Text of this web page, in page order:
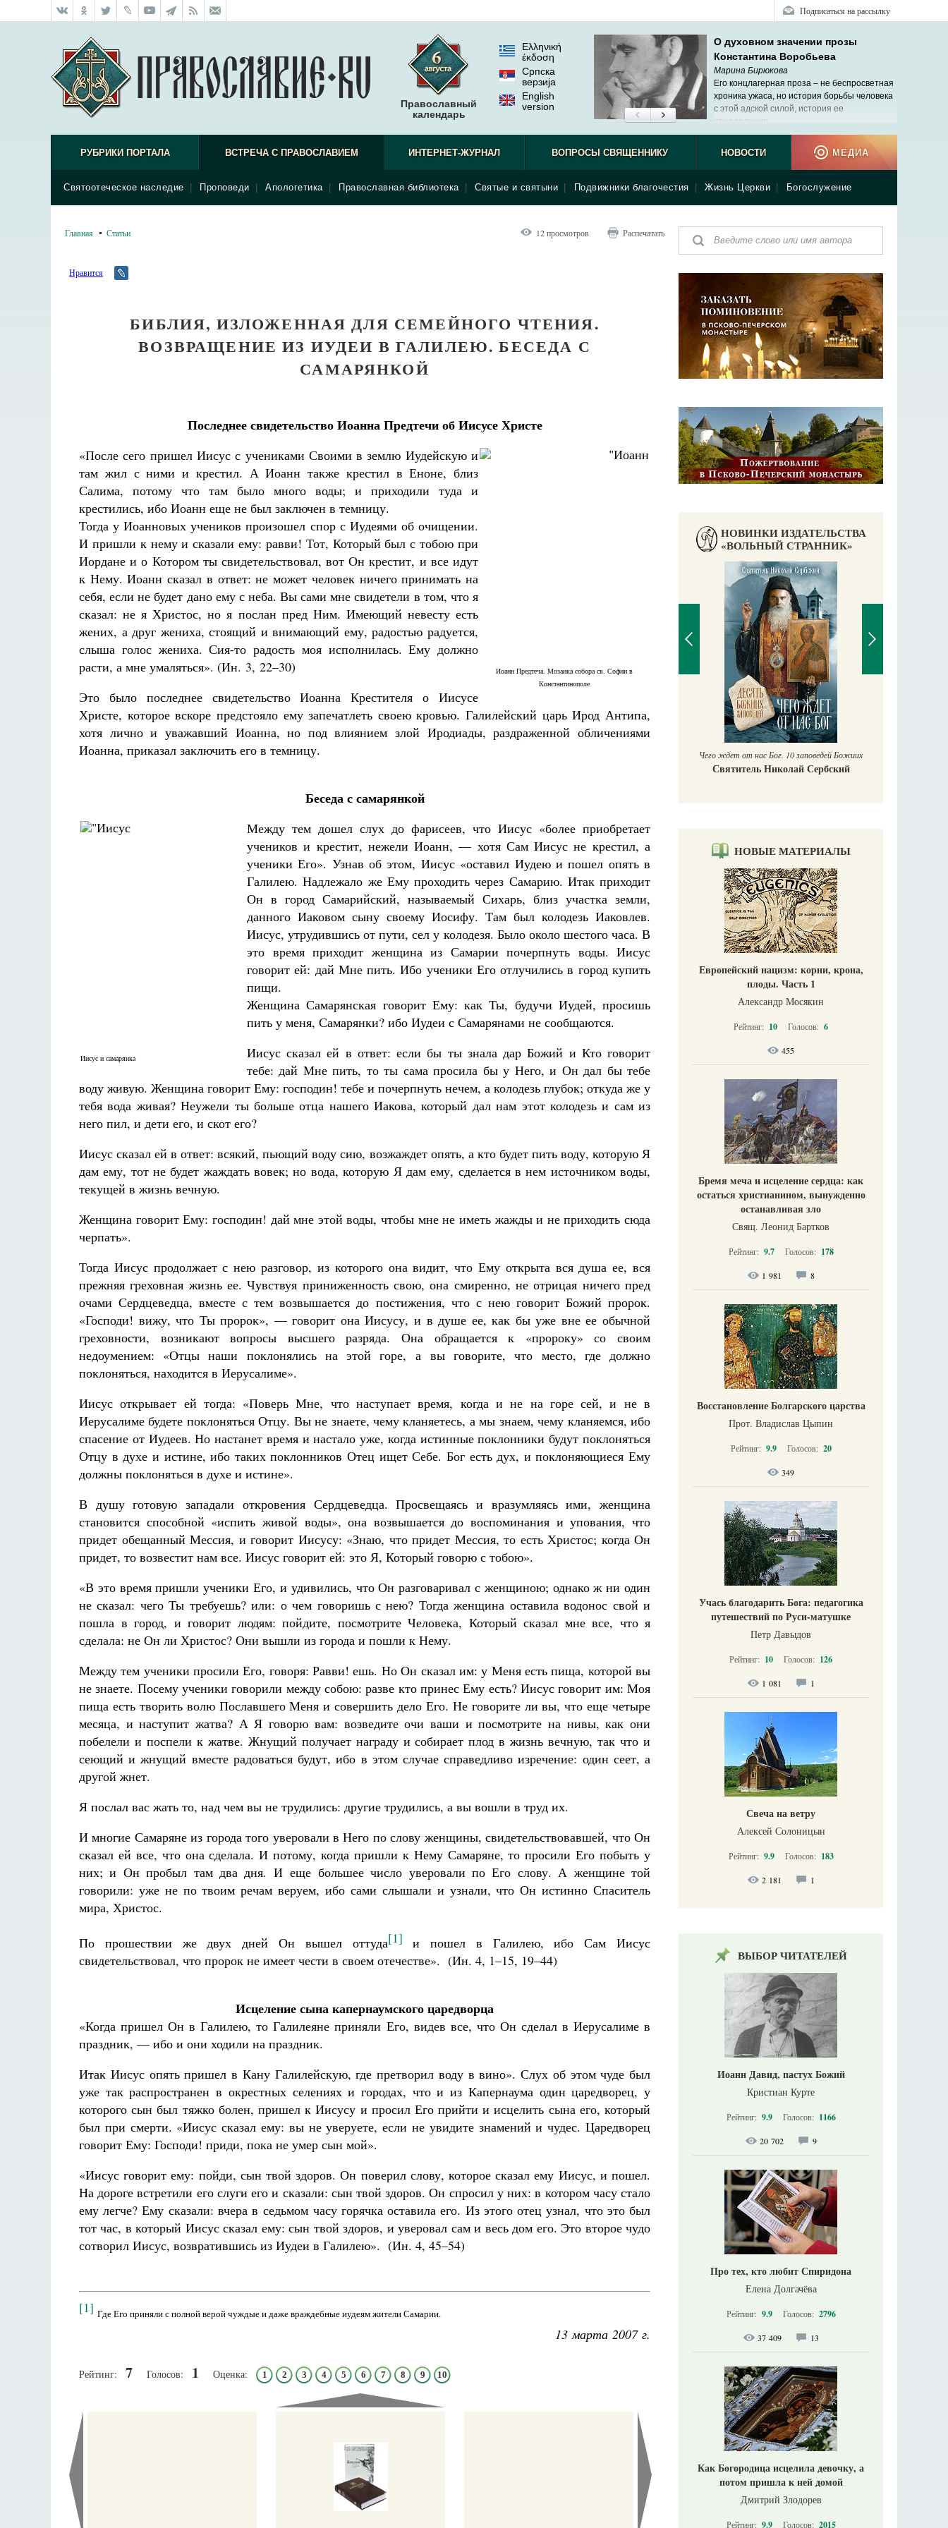
Подписаться на рассылку
Православный
календарь
Ελληνική
έκδοση
Српска
верзиjа
English
version
О духовном значении прозы
Константина Воробьева
Марина Бирюкова
Его концлагерная проза – не беспросветная
хроника ужаса, но история борьбы человека
с этой адской силой, история ее
преодоления.
РУБРИКИ ПОРТАЛА ВСТРЕЧА С ПРАВОСЛАВИЕМ
Святоотеческое наследие Проповеди Апологетика Православная библиотека Святые и святыни Подвижники благочестия Жизнь Церкви Богослужение
ИНТЕРНЕТ-ЖУРНАЛ ВОПРОСЫ СВЯЩЕННИКУ НОВОСТИ МЕДИА
Главная Статьи 12 просмотров Распечатать
Нравится
БИБЛИЯ, ИЗЛОЖЕННАЯ ДЛЯ СЕМЕЙНОГО ЧТЕНИЯ.
ВОЗВРАЩЕНИЕ ИЗ ИУДЕИ В ГАЛИЛЕЮ. БЕСЕДА С
САМАРЯНКОЙ
Последнее свидетельство Иоанна Предтечи об Иисусе Христе
Иоанн Предтеча. Мозаика собора св. Софии в
Константинополе
«После сего пришел Иисус с учениками Своими в землю Иудейскую и
там жил с ними и крестил. А Иоанн также крестил в Еноне, близ
Салима, потому что там было много воды; и приходили туда и
крестились, ибо Иоанн еще не был заключен в темницу.
Тогда у Иоанновых учеников произошел спор с Иудеями об очищении.
И пришли к нему и сказали ему: равви! Тот, Который был с тобою при
Иордане и о Котором ты свидетельствовал, вот Он крестит, и все идут
к Нему. Иоанн сказал в ответ: не может человек ничего принимать на
себя, если не будет дано ему с неба. Вы сами мне свидетели в том, что я
сказал: не я Христос, но я послан пред Ним. Имеющий невесту есть
жених, а друг жениха, стоящий и внимающий ему, радостью радуется,
слыша голос жениха. Сия-то радость моя исполнилась. Ему должно
расти, а мне умаляться». (Ин. 3, 22–30)
Это было последнее свидетельство Иоанна Крестителя о Иисусе
Христе, которое вскоре предстояло ему запечатлеть своею кровью. Галилейский царь Ирод Антипа,
хотя лично и уважавший Иоанна, но под влиянием злой Иродиады, раздраженной обличениями
Иоанна, приказал заключить его в темницу.
Беседа с самарянкой
Иисус и самарянка
Между тем дошел слух до фарисеев, что Иисус «более приобретает
учеников и крестит, нежели Иоанн, — хотя Сам Иисус не крестил, а
ученики Его». Узнав об этом, Иисус «оставил Иудею и пошел опять в
Галилею. Надлежало же Ему проходить через Самарию. Итак приходит
Он в город Самарийский, называемый Сихарь, близ участка земли,
данного Иаковом сыну своему Иосифу. Там был колодезь Иаковлев.
Иисус, утрудившись от пути, сел у колодезя. Было около шестого часа. В
это время приходит женщина из Самарии почерпнуть воды. Иисус
говорит ей: дай Мне пить. Ибо ученики Его отлучились в город купить
пищи.
Женщина Самарянская говорит Ему: как Ты, будучи Иудей, просишь
пить у меня, Самарянки? ибо Иудеи с Самарянами не сообщаются.
Иисус сказал ей в ответ: если бы ты знала дар Божий и Кто говорит
тебе: дай Мне пить, то ты сама просила бы у Него, и Он дал бы тебе
воду живую. Женщина говорит Ему: господин! тебе и почерпнуть нечем, а колодезь глубок; откуда же у
тебя вода живая? Неужели ты больше отца нашего Иакова, который дал нам этот колодезь и сам из
него пил, и дети его, и скот его?
Иисус сказал ей в ответ: всякий, пьющий воду сию, возжаждет опять, а кто будет пить воду, которую Я
дам ему, тот не будет жаждать вовек; но вода, которую Я дам ему, сделается в нем источником воды,
текущей в жизнь вечную.
Женщина говорит Ему: господин! дай мне этой воды, чтобы мне не иметь жажды и не приходить сюда
черпать».
Тогда Иисус продолжает с нею разговор, из которого она видит, что Ему открыта вся душа ее, вся
прежняя греховная жизнь ее. Чувствуя приниженность свою, она смиренно, не отрицая ничего пред
очами Сердцеведца, вместе с тем возвышается до постижения, что с нею говорит Божий пророк.
«Господи! вижу, что Ты пророк», — говорит она Иисусу, и в душе ее, как бы уже вне ее обычной
греховности, возникают вопросы высшего разряда. Она обращается к «пророку» со своим
недоумением: «Отцы наши поклонялись на этой горе, а вы говорите, что место, где должно
поклоняться, находится в Иерусалиме».
Иисус открывает ей тогда: «Поверь Мне, что наступает время, когда и не на горе сей, и не в
Иерусалиме будете поклоняться Отцу. Вы не знаете, чему кланяетесь, а мы знаем, чему кланяемся, ибо
спасение от Иудеев. Но настанет время и настало уже, когда истинные поклонники будут поклоняться
Отцу в духе и истине, ибо таких поклонников Отец ищет Себе. Бог есть дух, и поклоняющиеся Ему
должны поклоняться в духе и истине».
В душу готовую западали откровения Сердцеведца. Просвещаясь и вразумляясь ими, женщина
становится способной «испить живой воды», она возвышается до воспоминания и упования, что
придет обещанный Мессия, и говорит Иисусу: «Знаю, что придет Мессия, то есть Христос; когда Он
придет, то возвестит нам все. Иисус говорит ей: это Я, Который говорю с тобою».
«В это время пришли ученики Его, и удивились, что Он разговаривал с женщиною; однако ж ни один
не сказал: чего Ты требуешь? или: о чем говоришь с нею? Тогда женщина оставила водонос свой и
пошла в город, и говорит людям: пойдите, посмотрите Человека, Который сказал мне все, что я
сделала: не Он ли Христос? Они вышли из города и пошли к Нему.
Между тем ученики просили Его, говоря: Равви! ешь. Но Он сказал им: у Меня есть пища, которой вы
не знаете. Посему ученики говорили между собою: разве кто принес Ему есть? Иисус говорит им: Моя
пища есть творить волю Пославшего Меня и совершить дело Его. Не говорите ли вы, что еще четыре
месяца, и наступит жатва? А Я говорю вам: возведите очи ваши и посмотрите на нивы, как они
побелели и поспели к жатве. Жнущий получает награду и собирает плод в жизнь вечную, так что и
сеющий и жнущий вместе радоваться будут, ибо в этом случае справедливо изречение: один сеет, а
другой жнет.
Я послал вас жать то, над чем вы не трудились: другие трудились, а вы вошли в труд их.
И многие Самаряне из города того уверовали в Него по слову женщины, свидетельствовавшей, что Он
сказал ей все, что она сделала. И потому, когда пришли к Нему Самаряне, то просили Его побыть у
них; и Он пробыл там два дня. И еще большее число уверовали по Его слову. А женщине той
говорили: уже не по твоим речам веруем, ибо сами слышали и узнали, что Он истинно Спаситель
мира, Христос.
По прошествии же двух дней Он вышел оттуда[1] и пошел в Галилею, ибо Сам Иисус
свидетельствовал, что пророк не имеет чести в своем отечестве». (Ин. 4, 1–15, 19–44)
Исцеление сына капернаумского царедворца
«Когда пришел Он в Галилею, то Галилеяне приняли Его, видев все, что Он сделал в Иерусалиме в
праздник, — ибо и они ходили на праздник.
Итак Иисус опять пришел в Кану Галилейскую, где претворил воду в вино». Слух об этом чуде был
уже так распространен в окрестных селениях и городах, что и из Капернаума один царедворец, у
которого сын был тяжко болен, пришел к Иисусу и просил Его прийти и исцелить сына его, который
был при смерти. «Иисус сказал ему: вы не уверуете, если не увидите знамений и чудес. Царедворец
говорит Ему: Господи! приди, пока не умер сын мой».
«Иисус говорит ему: пойди, сын твой здоров. Он поверил слову, которое сказал ему Иисус, и пошел.
На дороге встретили его слуги его и сказали: сын твой здоров. Он спросил у них: в котором часу стало
ему легче? Ему сказали: вчера в седьмом часу горячка оставила его. Из этого отец узнал, что это был
тот час, в который Иисус сказал ему: сын твой здоров, и уверовал сам и весь дом его. Это второе чудо
сотворил Иисус, возвратившись из Иудеи в Галилею». (Ин. 4, 45–54)
[1] Где Его приняли с полной верой чуждые и даже враждебные иудеям жители Самарии.
13 марта 2007 г.
Рейтинг: 7 Голосов: 1 Оценка: 1 2 3 4 5 6 7 8 9 10
НОВИНКИ ИЗДАТЕЛЬСТВА
«ВОЛЬНЫЙ СТРАННИК»
Разлуки не будет
Фредерика де Грааф Как найти своё место в жизни
Великомученик Георгий Победоносец. Научись у
святого
Чего ждет от нас Бог. 10 заповедей Божиих
Святитель Николай Сербский
НОВЫЕ МАТЕРИАЛЫ
Европейский нацизм: корни, крона,
плоды. Часть 1
Александр Мосякин
Рейтинг: 10 Голосов: 6
455
Бремя меча и исцеление сердца: как
остаться христианином, вынужденно
останавливая зло
Свящ. Леонид Бартков
Рейтинг: 9.7 Голосов: 178
1 981 8
Восстановление Болгарского царства
Прот. Владислав Цыпин
Рейтинг: 9.9 Голосов: 20
349
Учась благодарить Бога: педагогика
путешествий по Руси-матушке
Петр Давыдов
Рейтинг: 10 Голосов: 126
1 081 1
Свеча на ветру
Алексей Солоницын
Рейтинг: 9.9 Голосов: 183
2 181 1
ВЫБОР ЧИТАТЕЛЕЙ
Иоанн Давид, пастух Божий
Кристиан Курте
Рейтинг: 9.9 Голосов: 1166
20 702 9
Про тех, кто любит Спиридона
Елена Долгачёва
Рейтинг: 9.9 Голосов: 2796
37 409 13
Как Богородица исцелила девочку, а
потом пришла к ней домой
Дмитрий Злодорев
Рейтинг: 9.9 Голосов: 2015